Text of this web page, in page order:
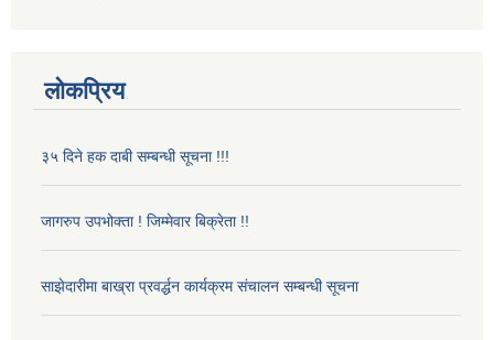
लोकप्रिय
३५ दिने हक दाबी सम्बन्धी सूचना !!!
जागरुप उपभोक्ता ! जिम्मेवार बिक्रेता !!
साझेदारीमा बाख्रा प्रवर्द्धन कार्यक्रम संचालन सम्बन्धी सूचना